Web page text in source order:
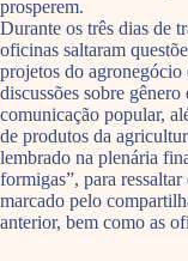
prosperem.
Durante os três dias de
oficinas saltaram
projetos do agronegócio
discussões sobre
comunicação popular,
de produtos da
lembrado na plenária
formigas”, para
marcado pelo
anterior, bem como as